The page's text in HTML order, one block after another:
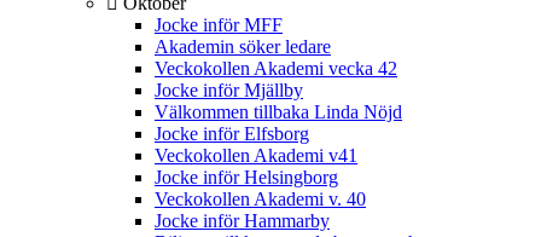
Jocke inför MFF
Akademin söker ledare
Veckokollen Akademi vecka 42
Jocke inför Mjällby
Välkommen tillbaka Linda Nöjd
Jocke inför Elfsborg
Veckokollen Akademi v41
Jocke inför Helsingborg
Veckokollen Akademi v. 40
Jocke inför Hammarby